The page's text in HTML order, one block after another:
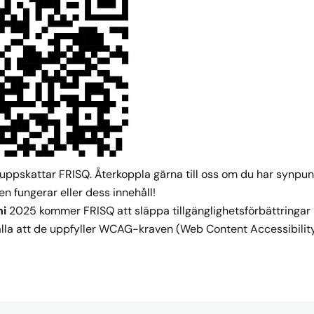
FRISQ. Återkoppla gärna till oss om du har
fungerar eller dess innehåll!
2025 kommer FRISQ att släppa tillgänglighetsförbättringar
att de uppfyller WCAG-kraven (Web Content